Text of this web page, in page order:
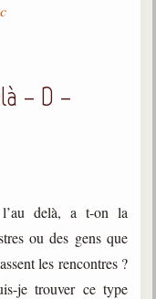
– D –
delà, a t-on la
ou des gens que
les rencontres ?
je trouver ce type